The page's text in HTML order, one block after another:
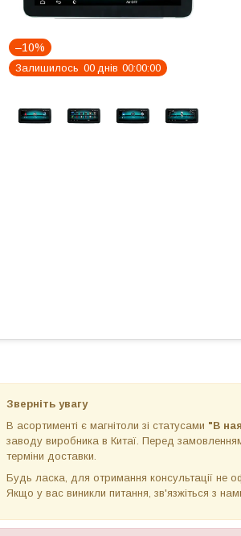
–10%
Залишилось 00 днів 00 00 00
Зверніть увагу
В асортименті є магнітоли зі статусами "В
заводу виробника в Китаї. Перед
терміни доставки.
Будь ласка, для отримання консультації не
Якщо у вас виникли питання, зв'язжіться з